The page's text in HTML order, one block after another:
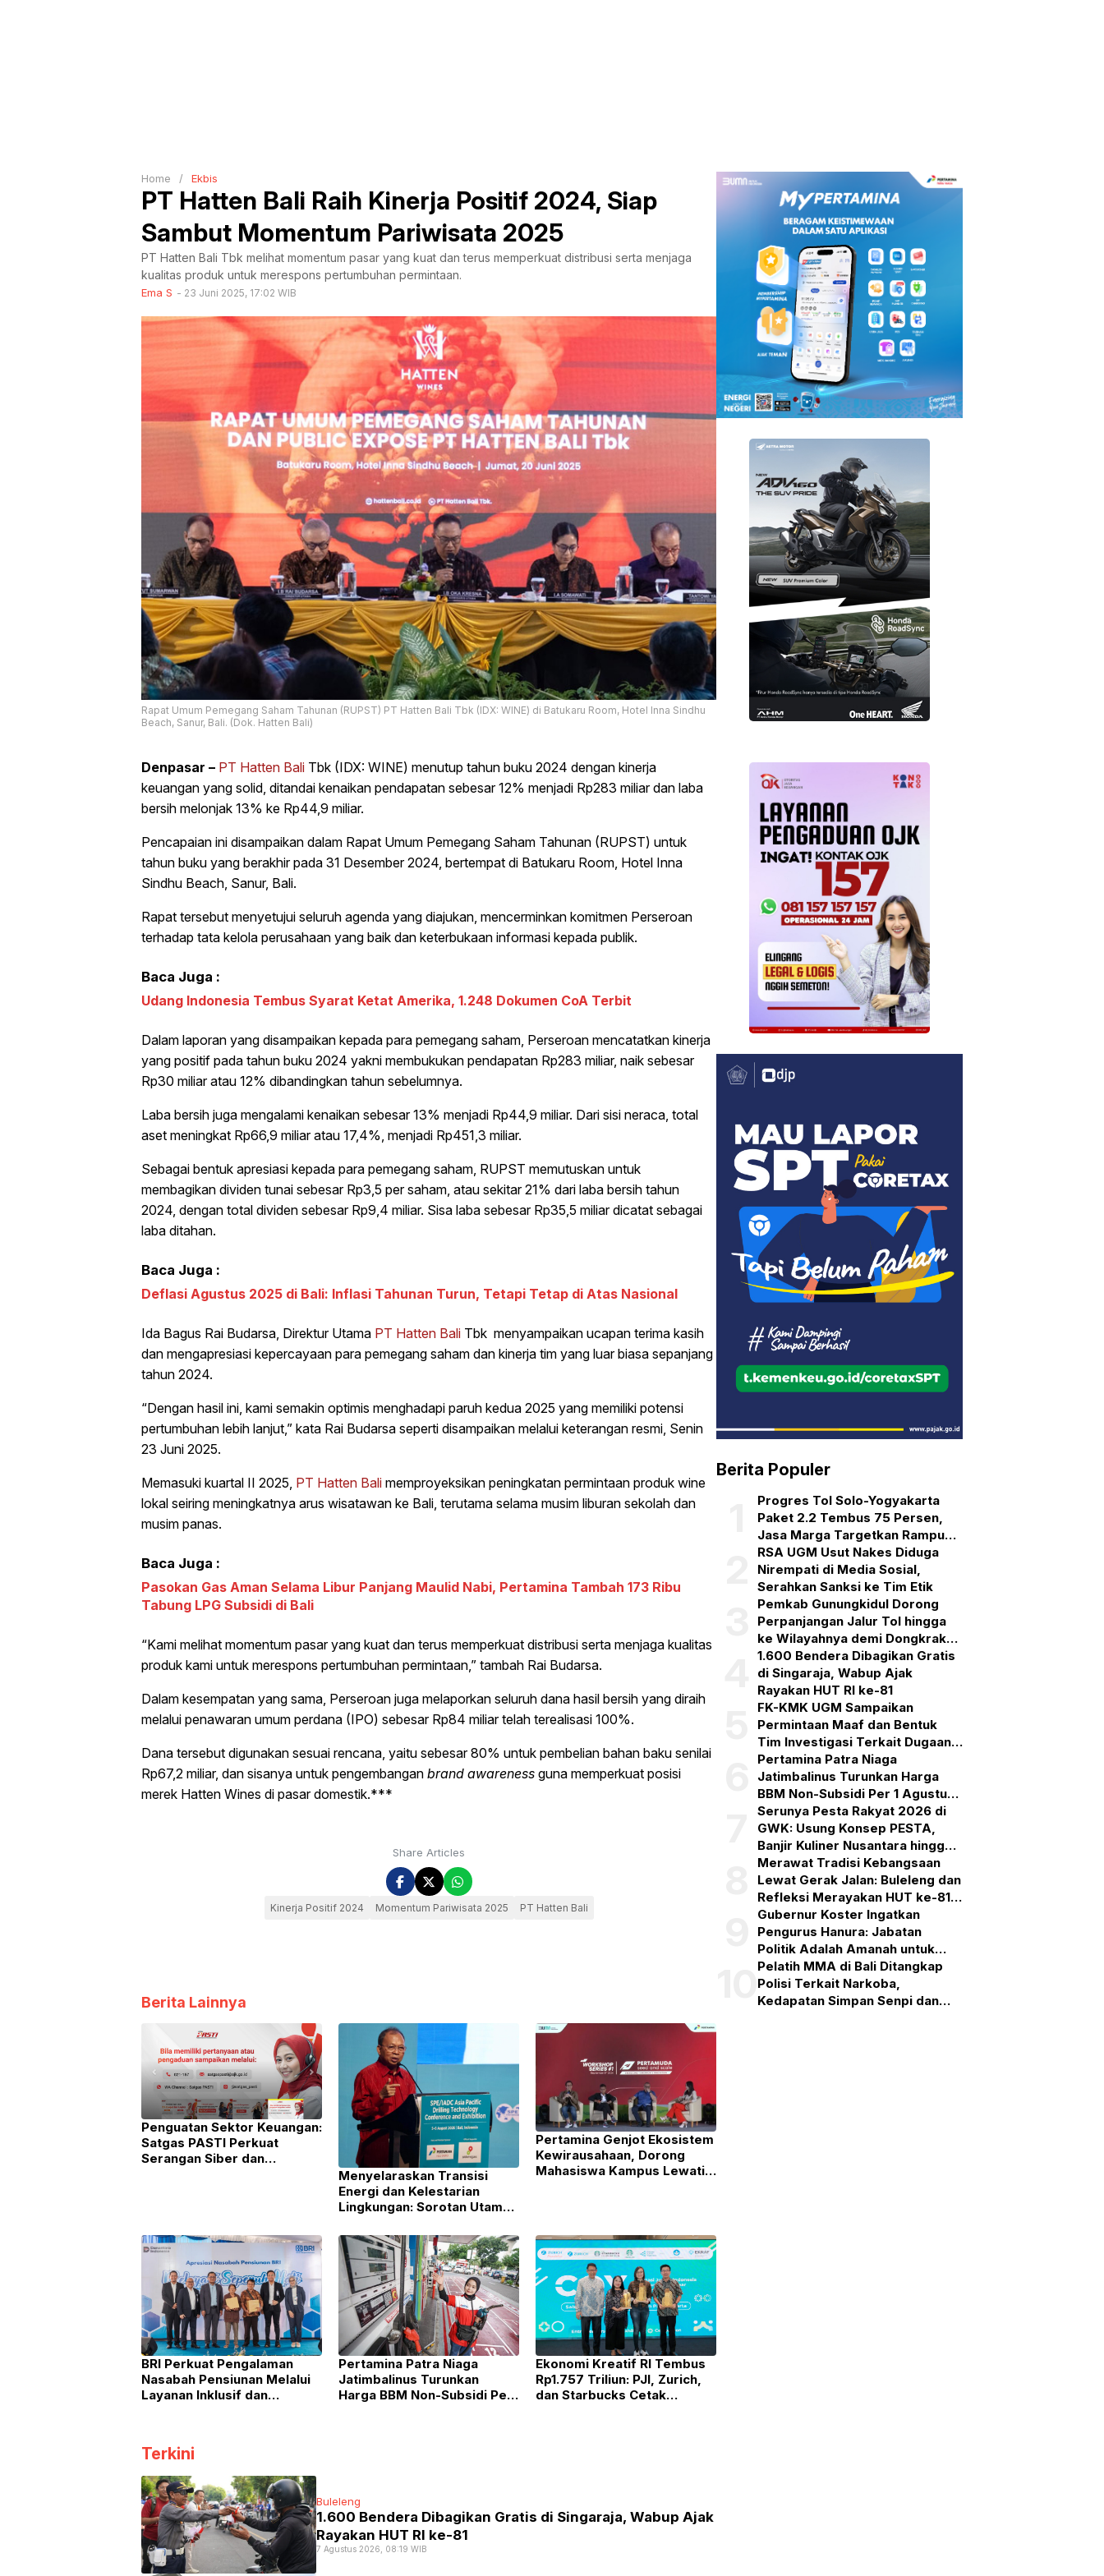
Home / Ekbis
PT Hatten Bali Raih Kinerja Positif 2024, Siap
Sambut Momentum Pariwisata 2025
PT Hatten Bali Tbk melihat momentum pasar yang kuat dan terus memperkuat distribusi serta menjaga
kualitas produk untuk merespons pertumbuhan permintaan.
Ema S 23 Juni 2025, 17:02 WIB
Rapat Umum Pemegang Saham Tahunan (RUPST) PT Hatten Bali Tbk (IDX: WINE) di Batukaru Room, Hotel Inna Sindhu
Beach, Sanur, Bali. (Dok. Hatten Bali)
Denpasar – PT Hatten Bali Tbk (IDX: WINE) menutup tahun buku 2024 dengan kinerja
keuangan yang solid, ditandai kenaikan pendapatan sebesar 12% menjadi Rp283 miliar dan laba
bersih melonjak 13% ke Rp44,9 miliar.
Pencapaian ini disampaikan dalam Rapat Umum Pemegang Saham Tahunan (RUPST) untuk
tahun buku yang berakhir pada 31 Desember 2024, bertempat di Batukaru Room, Hotel Inna
Sindhu Beach, Sanur, Bali.
Rapat tersebut menyetujui seluruh agenda yang diajukan, mencerminkan komitmen Perseroan
terhadap tata kelola perusahaan yang baik dan keterbukaan informasi kepada publik.
Baca Juga :
Udang Indonesia Tembus Syarat Ketat Amerika, 1.248 Dokumen CoA Terbit
Dalam laporan yang disampaikan kepada para pemegang saham, Perseroan mencatatkan kinerja
yang positif pada tahun buku 2024 yakni membukukan pendapatan Rp283 miliar, naik sebesar
Rp30 miliar atau 12% dibandingkan tahun sebelumnya.
Laba bersih juga mengalami kenaikan sebesar 13% menjadi Rp44,9 miliar. Dari sisi neraca, total
aset meningkat Rp66,9 miliar atau 17,4%, menjadi Rp451,3 miliar.
Sebagai bentuk apresiasi kepada para pemegang saham, RUPST memutuskan untuk
membagikan dividen tunai sebesar Rp3,5 per saham, atau sekitar 21% dari laba bersih tahun
2024, dengan total dividen sebesar Rp9,4 miliar. Sisa laba sebesar Rp35,5 miliar dicatat sebagai
laba ditahan.
Baca Juga :
Deflasi Agustus 2025 di Bali: Inflasi Tahunan Turun, Tetapi Tetap di Atas Nasional
Ida Bagus Rai Budarsa, Direktur Utama PT Hatten Bali Tbk menyampaikan ucapan terima kasih
dan mengapresiasi kepercayaan para pemegang saham dan kinerja tim yang luar biasa sepanjang
tahun 2024.
“Dengan hasil ini, kami semakin optimis menghadapi paruh kedua 2025 yang memiliki potensi
pertumbuhan lebih lanjut,” kata Rai Budarsa seperti disampaikan melalui keterangan resmi, Senin
23 Juni 2025.
Memasuki kuartal II 2025, PT Hatten Bali memproyeksikan peningkatan permintaan produk wine
lokal seiring meningkatnya arus wisatawan ke Bali, terutama selama musim liburan sekolah dan
musim panas.
Baca Juga :
Pasokan Gas Aman Selama Libur Panjang Maulid Nabi, Pertamina Tambah 173 Ribu
Tabung LPG Subsidi di Bali
“Kami melihat momentum pasar yang kuat dan terus memperkuat distribusi serta menjaga kualitas
produk kami untuk merespons pertumbuhan permintaan,” tambah Rai Budarsa.
Dalam kesempatan yang sama, Perseroan juga melaporkan seluruh dana hasil bersih yang diraih
melalui penawaran umum perdana (IPO) sebesar Rp84 miliar telah terealisasi 100%.
Dana tersebut digunakan sesuai rencana, yaitu sebesar 80% untuk pembelian bahan baku senilai
Rp67,2 miliar, dan sisanya untuk pengembangan brand awareness guna memperkuat posisi
merek Hatten Wines di pasar domestik.***
Share Articles
Kinerja Positif 2024 Momentum Pariwisata 2025 PT Hatten Bali
Berita Lainnya
Penguatan Sektor Keuangan:
Satgas PASTI Perkuat
Serangan Siber dan
Menyelaraskan Transisi
Energi dan Kelestarian
Lingkungan: Sorotan Utama
Pertamina Genjot Ekosistem
Kewirausahaan, Dorong
Mahasiswa Kampus Lewati
BRI Perkuat Pengalaman
Nasabah Pensiunan Melalui
Layanan Inklusif dan
Pertamina Patra Niaga
Jatimbalinus Turunkan
Harga BBM Non-Subsidi Per
Ekonomi Kreatif RI Tembus
Rp1.757 Triliun: PJI, Zurich,
dan Starbucks Cetak
Terkini
Buleleng
1.600 Bendera Dibagikan Gratis di Singaraja, Wabup Ajak
Rayakan HUT RI ke-81
7 Agustus 2026, 08:19 WIB
Berita Populer
Progres Tol Solo-Yogyakarta
Paket 2.2 Tembus 75 Persen,
Jasa Marga Targetkan Rampung
September 2026
RSA UGM Usut Nakes Diduga
Nirempati di Media Sosial,
Serahkan Sanksi ke Tim Etik
Pemkab Gunungkidul Dorong
Perpanjangan Jalur Tol hingga
ke Wilayahnya demi Dongkrak
Ekonomi dan Pariwisata
1.600 Bendera Dibagikan Gratis
di Singaraja, Wabup Ajak
Rayakan HUT RI ke-81
FK-KMK UGM Sampaikan
Permintaan Maaf dan Bentuk
Tim Investigasi Terkait Dugaan
Pelanggaran Etik PPDS
Pertamina Patra Niaga
Jatimbalinus Turunkan Harga
BBM Non-Subsidi Per 1 Agustus
2026
Serunya Pesta Rakyat 2026 di
GWK: Usung Konsep PESTA,
Banjir Kuliner Nusantara hingga
Pesta Kembang Api
Merawat Tradisi Kebangsaan
Lewat Gerak Jalan: Buleleng dan
Refleksi Merayakan HUT ke-81
RI
Gubernur Koster Ingatkan
Pengurus Hanura: Jabatan
Politik Adalah Amanah untuk
Bekerja, Bukan Simbol
Kehormatan
Pelatih MMA di Bali Ditangkap
Polisi Terkait Narkoba,
Kedapatan Simpan Senpi dan